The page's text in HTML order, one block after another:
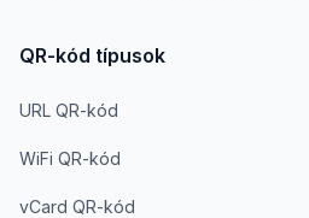
QR-kód típusok
URL QR-kód
WiFi QR-kód
vCard QR-kód